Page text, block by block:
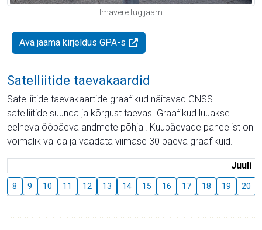
Imavere tugijaam
Ava jaama kirjeldus GPA-s
Satelliitide taevakaardid
Satelliitide taevakaartide graafikud näitavad GNSS-
satelliitide suunda ja kõrgust taevas. Graafikud luuakse
eelneva ööpäeva andmete põhjal. Kuupäevade paneelist on
võimalik valida ja vaadata viimase 30 päeva graafikuid.
Juuli
8 9 10 11 12 13 14 15 16 17 18 19 20